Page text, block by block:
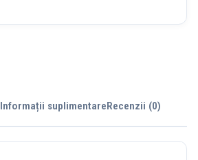
Informații suplimentareRecenzii (0)